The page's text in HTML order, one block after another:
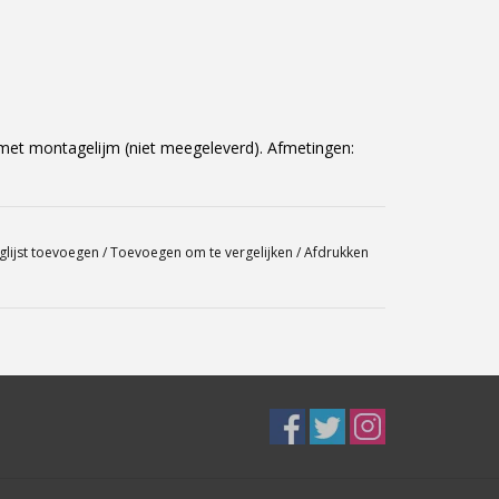
montagelijm (niet meegeleverd). Afmetingen:
toevoegen /Toevoegen om te vergelijken /Afdrukken